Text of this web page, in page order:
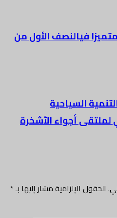
فيالنصف الأول من
أجواء الأشخرة
الإلزامية مشار إليها بـ*